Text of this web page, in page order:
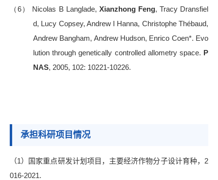
（6） Nicolas B Langlade, Xianzhong Feng, Tracy Dransfiel
d, Lucy Copsey, Andrew I Hanna, Christophe Thébaud,
Andrew Bangham, Andrew Hudson, Enrico Coen*. Evo
lution through genetically controlled allometry space. P
NAS, 2005, 102: 10221-10226.
承担科研项目情况
（1）国家重点研发计划项目，主要经济作物分子设计育种，2
016-2021.